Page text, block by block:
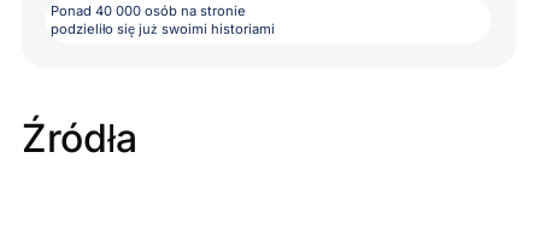
Ponad 40 000 osób na stronie
podzieliło się już swoimi historiami
Źródła